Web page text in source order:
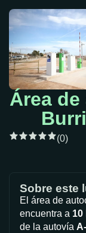
Área
(0)
Sobre este
El área de
encuentra a 10
de la autovía